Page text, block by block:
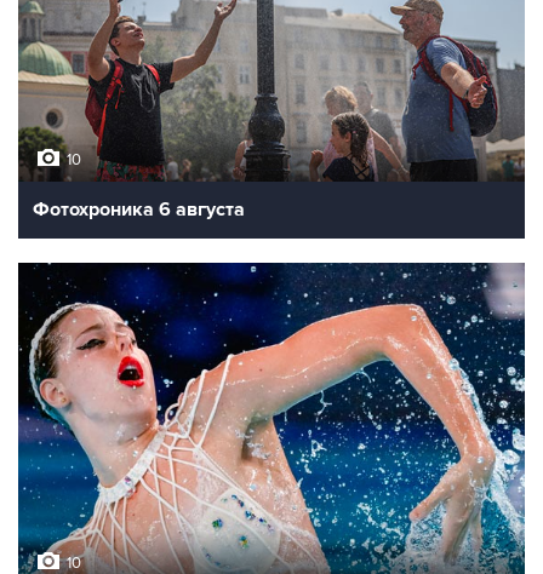
10
Фотохроника 6 августа
10